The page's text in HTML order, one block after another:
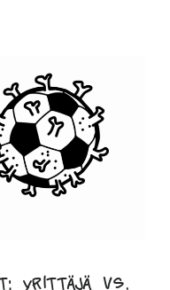
yrittäjä vs.